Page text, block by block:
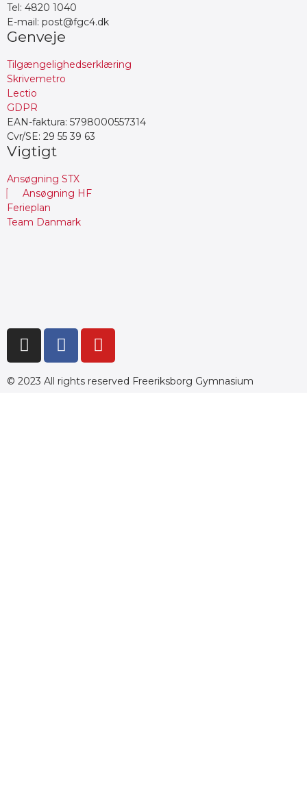
Tel: 4820 1040
E-mail: post@fgc4.dk
Genveje
Tilgængelighedserklæring
Skrivemetro
Lectio
GDPR
EAN-faktura: 5798000557314
Cvr/SE: 29 55 39 63
Vigtigt
Ansøgning STX
Ansøgning HF
Ferieplan
Team Danmark
© 2023 All rights reserved Freeriksborg Gymnasium